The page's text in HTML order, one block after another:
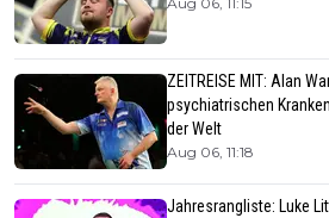
ZEITREISE MIT: Alan
psychiatrischen
der Welt
Aug 06, 11:18
Jahresrangliste: Luke